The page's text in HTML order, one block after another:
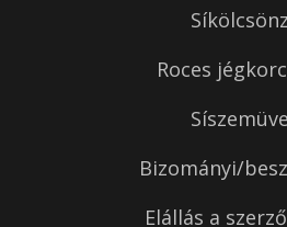
Roces
Bizományi/
Elállás a